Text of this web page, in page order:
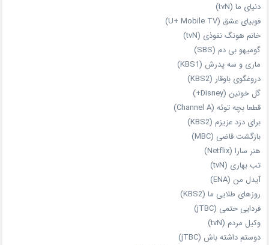
دنیای ما (tvN)
فوبیای عشق (U+ Mobile TV)
خانم هونگ نفوذی (tvN)
گومیهو بی دم (SBS)
ماری و سه پدرش (KBS1)
دروغگوی باوقار (KBS2)
گل خونین (Disney+)
قطعا بچه توئه (Channel A)
برای دزد عزیزم (KBS2)
بازگشت قاضی (MBC)
هنر سارا (Netflix)
تب بهاری (tvN)
آیدل من (ENA)
روزهای طلایی ما (KBS2)
فردایی حتمی (jTBC)
وکیل مردم (tvN)
دوستم داشته باش (jTBC)